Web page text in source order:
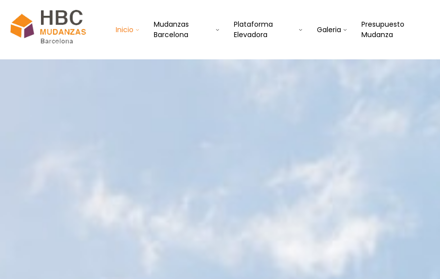
Inicio
Mudanzas
Barcelona
Plataforma
Elevadora
Galeria
Presupuesto
Mudanza